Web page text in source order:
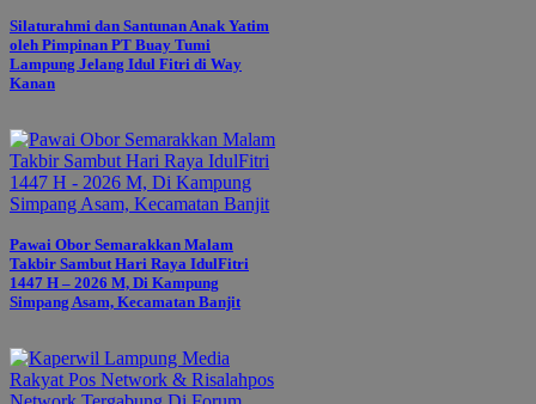
Silaturahmi dan Santunan Anak Yatim
oleh Pimpinan PT Buay Tumi
Lampung Jelang Idul Fitri di Way
Kanan
Pawai Obor Semarakkan Malam
Takbir Sambut Hari Raya IdulFitri
1447 H – 2026 M, Di Kampung
Simpang Asam, Kecamatan Banjit